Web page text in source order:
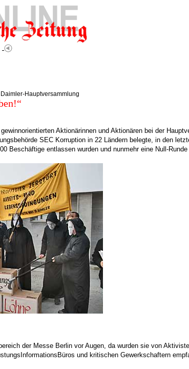
Hauptversammlung
Aktionärinnen und Aktionären bei der
SEC Korruption in 22 Ländern belegte, in den
Beschäftige entlassen wurden und nunmehr eine Null-
der Messe Berlin vor Augen, da wurden sie von
und kritischen Gewerkschaftern